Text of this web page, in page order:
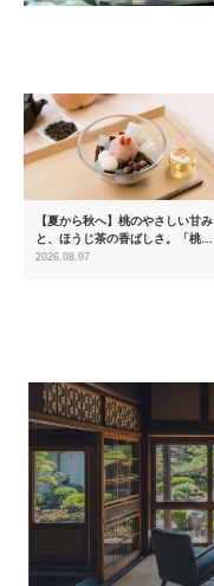
【夏から秋へ】桃のやさしい甘み
と、ほうじ茶の香ばしさ。「桃と
ほうじ茶のあんみつ」を8月中旬
2026.08.07